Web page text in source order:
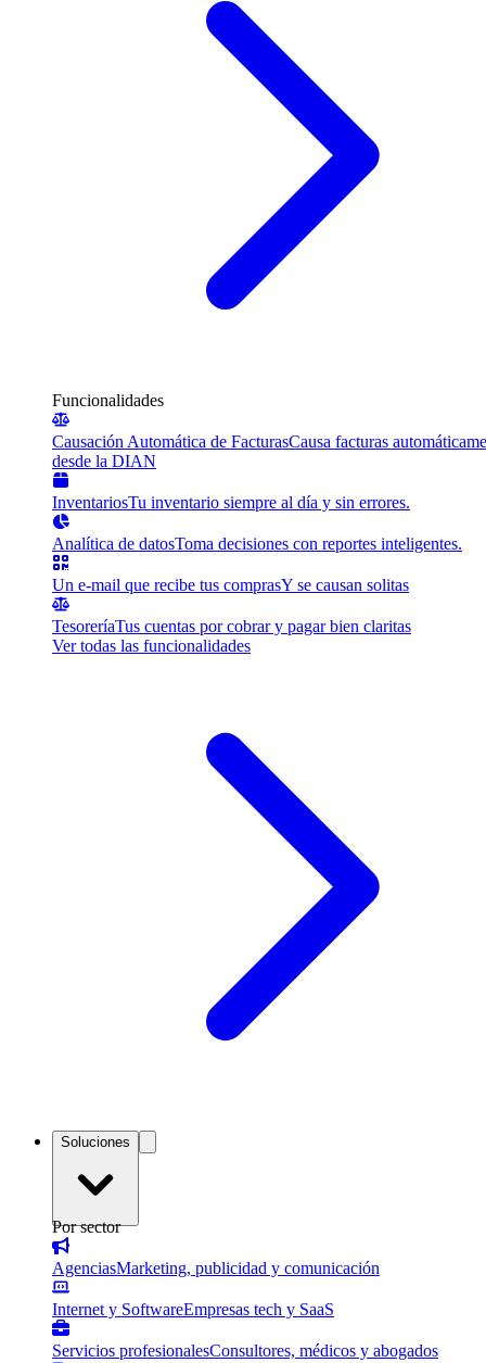
Funcionalidades
Causación Automática de FacturasCausa facturas
desde la DIAN
InventariosTu inventario siempre al día y sin errores.
Analítica de datosToma decisiones con reportes inteligentes.
Un e-mail que recibe tus comprasY se causan solitas
TesoreríaTus cuentas por cobrar y pagar bien claritas
Ver todas las funcionalidades
Soluciones
Por sector
AgenciasMarketing, publicidad y comunicación
Internet y SoftwareEmpresas tech y SaaS
Servicios profesionalesConsultores, médicos y abogados